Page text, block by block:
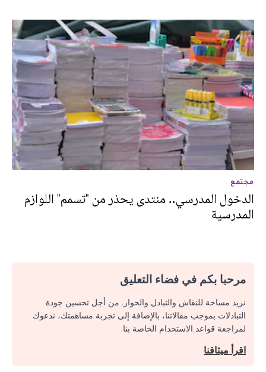
مجتمع
الدخول المدرسي.. منتدى يحذر من "تسمم" اللوازم
المدرسية
مرحبا بكم في فضاء التعليق
نريد مساحة للنقاش والتبادل والحوار. من أجل تحسين جودة
التبادلات بموجب مقالاتنا، بالإضافة إلى تجربة مساهمتك، ندعوك
لمراجعة قواعد الاستخدام الخاصة بنا.
اقرأ ميثاقنا